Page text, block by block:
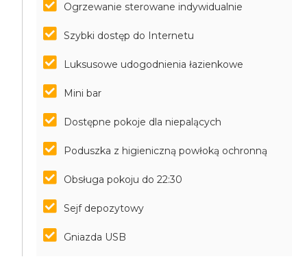
Ogrzewanie sterowane indywidualnie
Szybki dostęp do Internetu
Luksusowe udogodnienia łazienkowe
Mini bar
Dostępne pokoje dla niepalących
Poduszka z higieniczną powłoką ochronną
Obsługa pokoju do 22:30
Sejf depozytowy
Gniazda USB